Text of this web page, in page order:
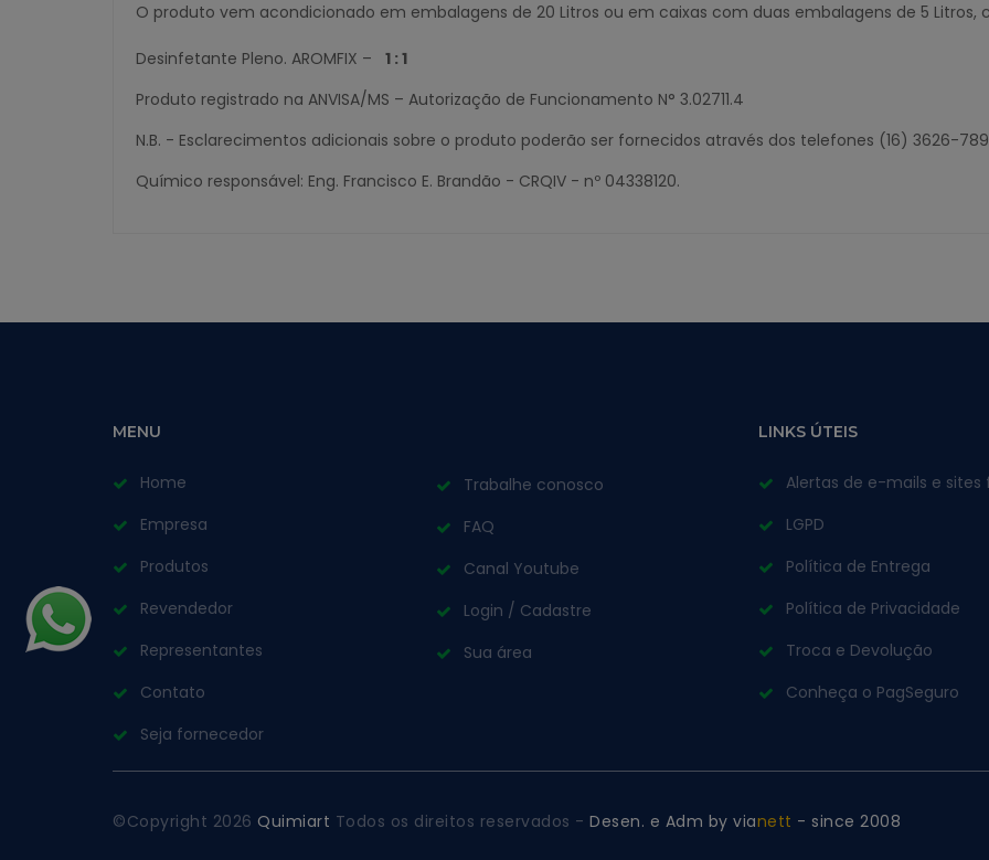
O produto vem acondicionado em embalagens de 20 Litros ou em caixas com duas embalagens de 5 Litros,
Desinfetante Pleno. AROMFIX – 1 : 1
Produto registrado na ANVISA/MS – Autorização de Funcionamento N° 3.02711.4
N.B. - Esclarecimentos adicionais sobre o produto poderão ser fornecidos através dos telefones (16) 3626-
Químico responsável: Eng. Francisco E. Brandão - CRQIV - nº 04338120.
MENU
Home
Empresa
Produtos
Revendedor
Representantes
Contato
Seja fornecedor
Trabalhe conosco
FAQ
Canal Youtube
Login / Cadastre
Sua área
LINKS ÚTEIS
Alertas de e-mails e sites
LGPD
Política de Entrega
Política de Privacidade
Troca e Devolução
Conheça o PagSeguro
©Copyright 2026 Quimiart Todos os direitos reservados - Desen. e Adm by vianett - since 2008